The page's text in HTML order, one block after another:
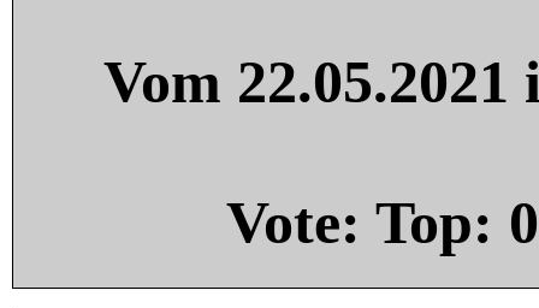
Vom
Vote: Top: 0